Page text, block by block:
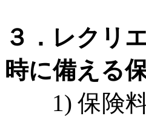
３．レクリ
時に備える
1) 保険料